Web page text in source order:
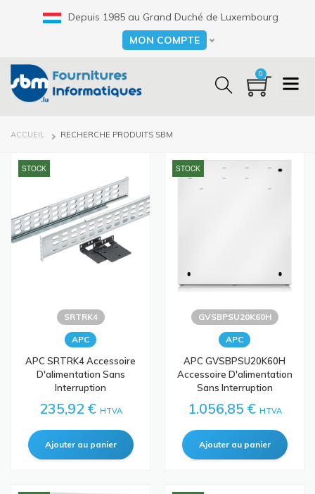
Depuis 1985 au Grand Duché de Luxembourg
Select your language
MON COMPTE
0
FIL
ACCUEIL RECHERCHE PRODUITS SBM
STOCK
SRTRK4
APC
APC SRTRK4 Accessoire
D'alimentation Sans
Interruption
235,92 € HTVA
STOCK
GVSBPSU20K60H
APC
APC GVSBPSU20K60H
Accessoire D'alimentation
Sans Interruption
1.056,85 € HTVA